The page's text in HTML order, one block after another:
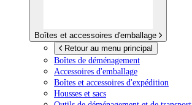
Boîtes et accessoires d'emballage
Retour au menu principal
Boîtes de déménagement
Accessoires d'emballage
Boîtes et accessoires d'expédition
Housses et sacs